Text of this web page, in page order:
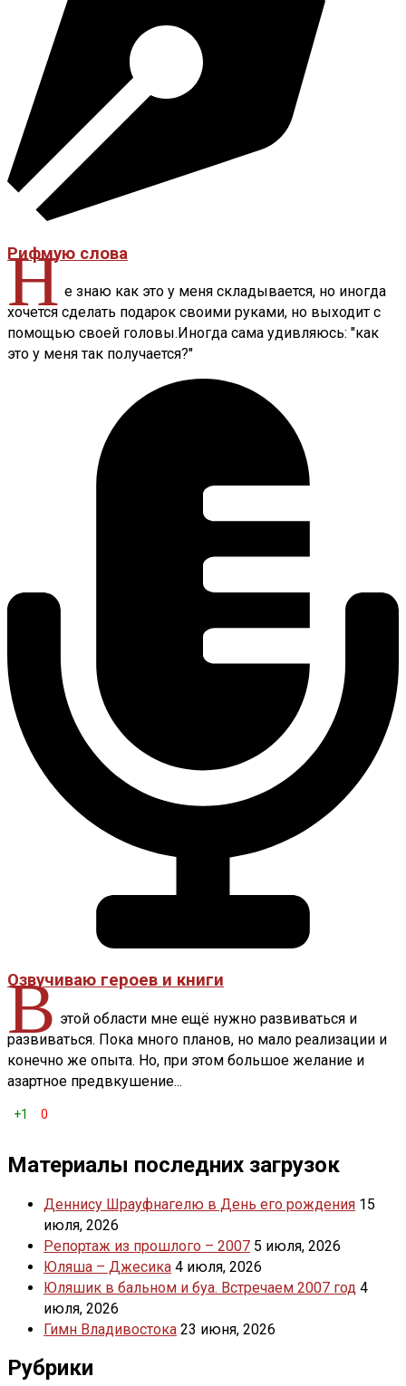
Рифмую слова
Н е знаю как это у меня складывается, но иногда
хочется сделать подарок своими руками, но выходит с
помощью своей головы.Иногда сама удивляюсь: "как
это у меня так получается?"
Озвучиваю героев и книги
В этой области мне ещё нужно развиваться и
развиваться. Пока много планов, но мало реализации и
конечно же опыта. Но, при этом большое желание и
азартное предвкушение...
+1 0
Материалы последних загрузок
Деннису Шрауфнагелю в День его рождения 15
июля, 2026
Репортаж из прошлого – 2007 5 июля, 2026
Юляша – Джесика 4 июля, 2026
Юляшик в бальном и буа. Встречаем 2007 год 4
июля, 2026
Гимн Владивостока 23 июня, 2026
Рубрики